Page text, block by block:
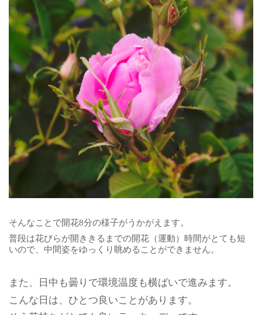
そんなことで開花8分の様子がうかがえます。
普段は花びらが開ききるまでの開花（運動）時間がとても短
いので、中間姿をゆっくり眺めることができません。
また、日中も曇りで環境温度も横ばいで進みます。
こんな日は、ひとつ良いことがあります。